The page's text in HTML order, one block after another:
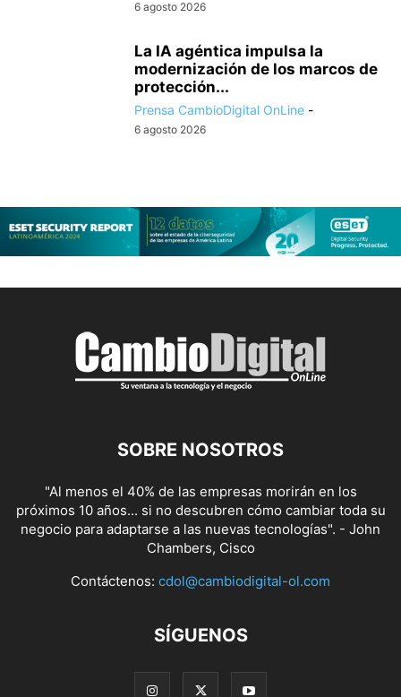
6 agosto 2026
La IA agéntica impulsa la
modernización de los marcos de
protección...
Prensa CambioDigital OnLine -
6 agosto 2026
SOBRE NOSOTROS
"Al menos el 40% de las empresas morirán en los
próximos 10 años... si no descubren cómo cambiar toda su
negocio para adaptarse a las nuevas tecnologías". - John
Chambers, Cisco
Contáctenos: cdol@cambiodigital-ol.com
SÍGUENOS